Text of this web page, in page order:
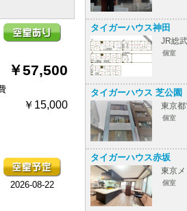
￥57,500
￥15,000
2026-08-22
タイガーハウス神田
JR総
個室
タイガーハウス 芝公園
東京
個室
タイガーハウス赤坂
東京
個室